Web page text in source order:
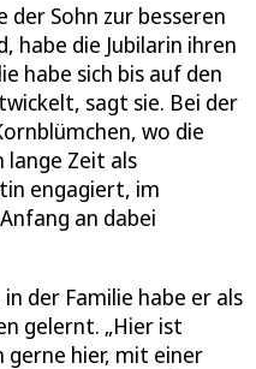
Sohn zur besseren
habe die Jubilarin ihren
habe sich bis auf den
sagt sie. Bei der
wo die
lange Zeit als
engagiert, im
an dabei
der Familie habe er als
gelernt. „Hier ist
gerne hier, mit einer